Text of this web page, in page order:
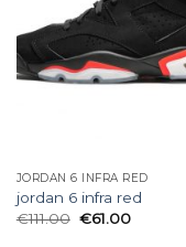
JORDAN 6 INFRA RED
jordan 6 infra red
€111.00 €61.00